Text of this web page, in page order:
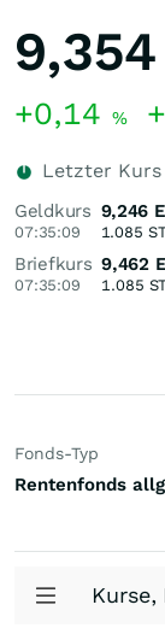
9,354
+0,14 %
Letzter Kurs
Geldkurs
07:35:09
9,246
1.085
Briefkurs
07:35:09
9,462
1.085
Fonds-Typ
Kurse,